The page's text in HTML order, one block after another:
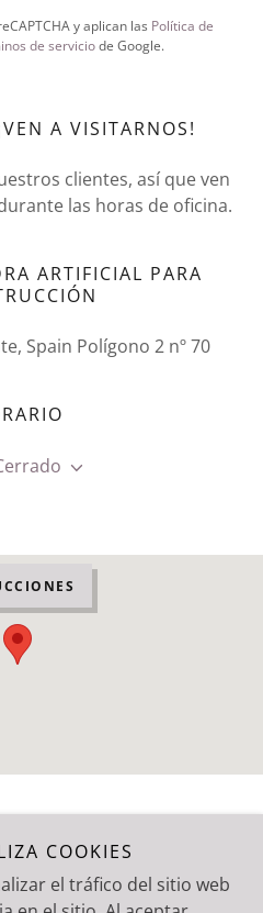
y aplican las Política de
de serviciode Google.
A VISITARNOS!
clientes, así que ven
las horas de oficina.
ARTIFICIAL PARA
Spain Polígono 2 nº 70
Egea - Todos los derechos
COOKIES
el tráfico del sitio web